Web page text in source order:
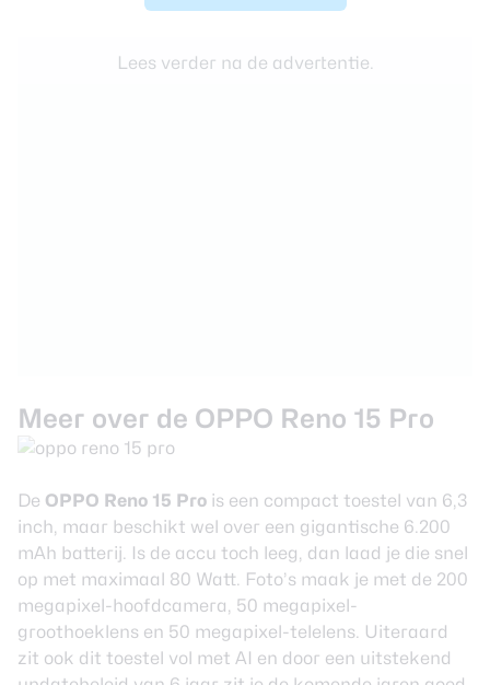
Lees verder na de advertentie.
Meer over de OPPO Reno 15 Pro
De OPPO Reno 15 Pro is een compact toestel van 6,3
inch, maar beschikt wel over een gigantische 6.200
mAh batterij. Is de accu toch leeg, dan laad je die snel
op met maximaal 80 Watt. Foto’s maak je met de 200
megapixel-hoofdcamera, 50 megapixel-
groothoeklens en 50 megapixel-telelens. Uiteraard
zit ook dit toestel vol met AI en door een uitstekend